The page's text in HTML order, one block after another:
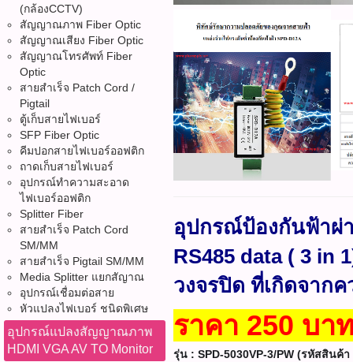
(กล้องCCTV)
สัญญาณภาพ Fiber Optic
สัญญาณเสียง Fiber Optic
สัญญาณโทรศัพท์ Fiber
Optic
สายสำเร็จ Patch Cord /
Pigtail
ตู้เก็บสายไฟเบอร์
SFP Fiber Optic
คีมปอกสายไฟเบอร์ออฟติก
ถาดเก็บสายไฟเบอร์
อุปกรณ์ทำความสะอาด
ไฟเบอร์ออฟติก
Splitter Fiber
สายสำเร็จ Patch Cord
SM/MM
สายสำเร็จ Pigtail SM/MM
Media Splitter แยกสัญาณ
อุปกรณ์เชื่อมต่อสาย
หัวแปลงไฟเบอร์ ชนิดพิเศษ
อุปกรณ์แปลงสัญญาณภาพ
HDMI VGA AV TO Monitor
อุปกรณ์ป้องกันฟ้าผ่
RS485 data ( 3 in
วงจรปิด ที่เกิดจาก
ราคา 250 บา
รุ่น : SPD-5030VP-3/PW (รหัสสินค้า